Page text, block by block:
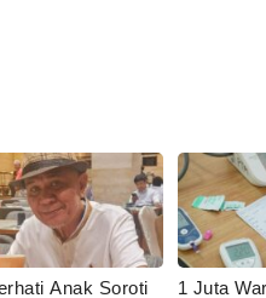
Anak Soroti
1 Juta